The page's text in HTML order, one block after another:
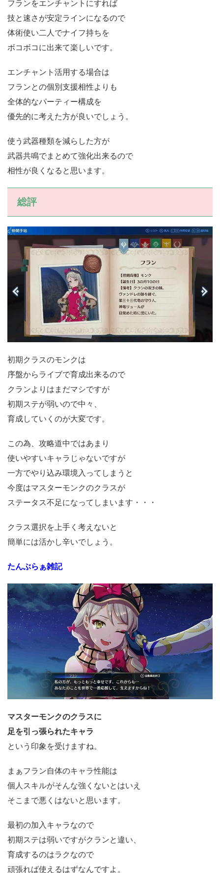
フランをエンチャントにすれば
技と速さが安定ラインになるので
体術使い二人でナイフ持ちを
ボコボコに出来て楽しいです。
エンチャント活用する場合は
フランとの個別支援相性よりも
全体的なパーティー構成を
優先的に考えた方が良いでしょう。
使う武器種類を減らした方が
武器共鳴でまとめて強化出来るので
相性が良くなると思います。
総評
初期クラスのモンクは
序盤からライブで育成出来るので
クランよりはまだマシですが
初期ステが弱いので中々、
育成していくのが大変です。
この為、攻略道中ではあまり
使いやすいキャラじゃないですが
一方でやり込み環境入ってしまうと
今度はマスターモンクのクラスが
ステータス不足になってしまいます・・・
クラス選択を上手く考えないと
簡単には活かし辛いでしょう。
たんぶらぁ雑記
マスターモンクのクラスに
足を引っ張られたキャラ
という印象を受けますね。
まぁフラン自体のキャラ性能は
個人スキルがそんな強くないとはいえ
そこまで悪くはないと思います。
最初の加入キャラなので
初期ステは弱いですがクランと違い、
育成するのはラクなので
頑張れば使えるはずなんですよ。